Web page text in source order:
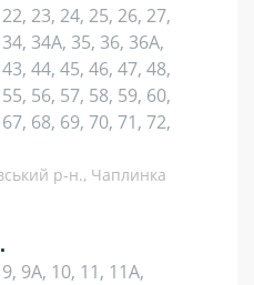
23, 24, 25, 26, 27,
34А, 35, 36, 36А,
44, 45, 46, 47, 48,
56, 57, 58, 59, 60,
68, 69, 70, 71, 72,
р-н., Чаплинка
9А, 10, 11, 11А,